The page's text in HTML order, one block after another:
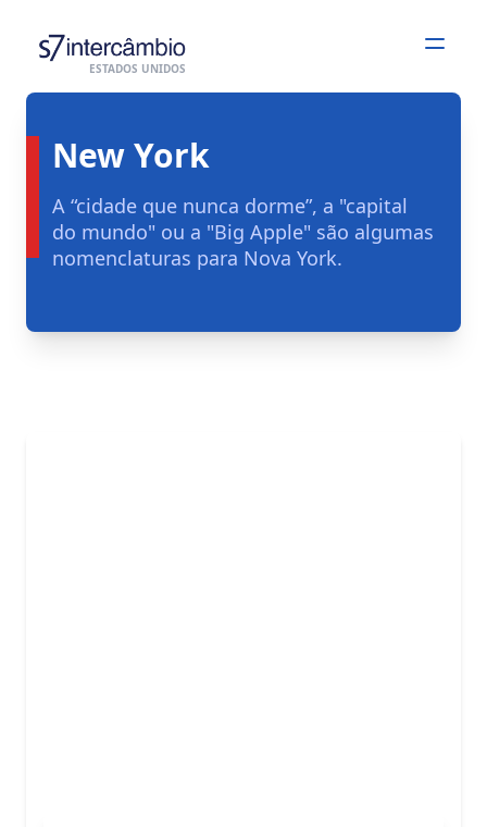
ESTADOS UNIDOS
Open
New York
A “cidade que nunca dorme”, a "capital
do mundo" ou a "Big Apple" são algumas
nomenclaturas para Nova York.